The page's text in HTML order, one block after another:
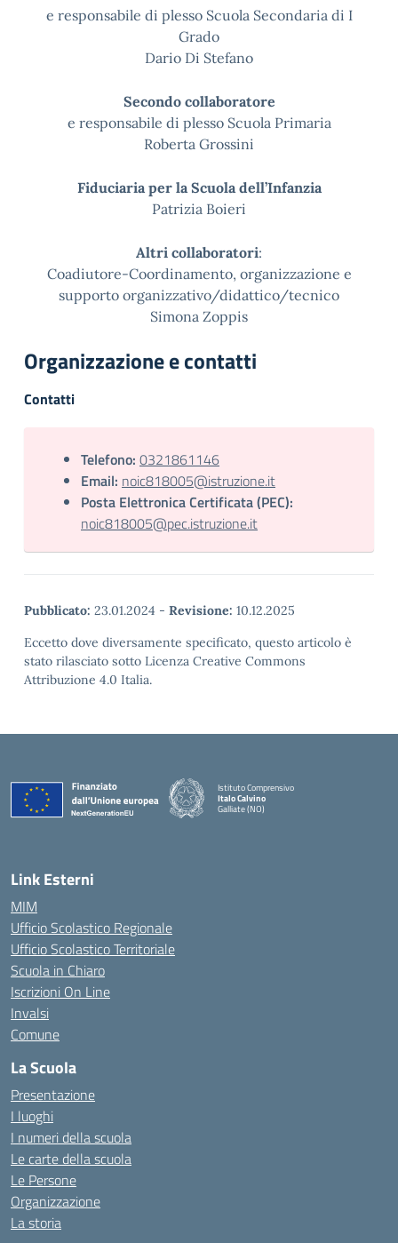
e responsabile di plesso Scuola Secondaria di I
Grado
Dario Di Stefano
Secondo collaboratore
e responsabile di plesso Scuola Primaria
Roberta Grossini
Fiduciaria per la Scuola dell’Infanzia
Patrizia Boieri
Altri collaboratori:
Coadiutore-Coordinamento, organizzazione e
supporto organizzativo/didattico/tecnico
Simona Zoppis
Organizzazione e contatti
Contatti
Telefono: 0321861146
Email: noic818005@istruzione.it
Posta Elettronica Certificata (PEC):
noic818005@pec.istruzione.it
Pubblicato: 23.01.2024 - Revisione: 10.12.2025
Eccetto dove diversamente specificato, questo articolo è
stato rilasciato sotto Licenza Creative Commons
Attribuzione 4.0 Italia.
Istituto Comprensivo
Italo Calvino
Galliate (NO)
Link Esterni
MIM
Ufficio Scolastico Regionale
Ufficio Scolastico Territoriale
Scuola in Chiaro
Iscrizioni On Line
Invalsi
Comune
La Scuola
Presentazione
I luoghi
I numeri della scuola
Le carte della scuola
Le Persone
Organizzazione
La storia